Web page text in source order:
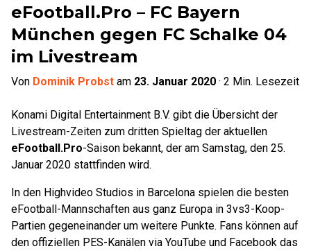
eFootball.Pro – FC Bayern
München gegen FC Schalke 04
im Livestream
Von Dominik Probst am 23. Januar 2020 · 2 Min. Lesezeit
Konami Digital Entertainment B.V. gibt die Übersicht der
Livestream-Zeiten zum dritten Spieltag der aktuellen
eFootball.Pro-Saison bekannt, der am Samstag, den 25.
Januar 2020 stattfinden wird.
In den Highvideo Studios in Barcelona spielen die besten
eFootball-Mannschaften aus ganz Europa in 3vs3-Koop-
Partien gegeneinander um weitere Punkte. Fans können auf
den offiziellen PES-Kanälen via YouTube und Facebook das